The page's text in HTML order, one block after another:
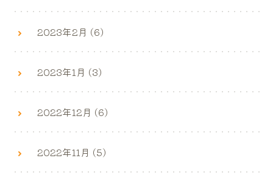
2023年2月 (6)
2023年1月 (3)
2022年12月 (6)
2022年11月 (5)